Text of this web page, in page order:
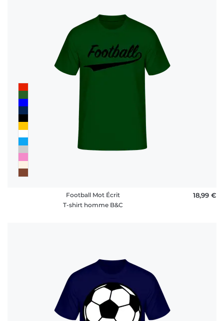
Football Mot Écrit
T-shirt homme B&C
18,99 €